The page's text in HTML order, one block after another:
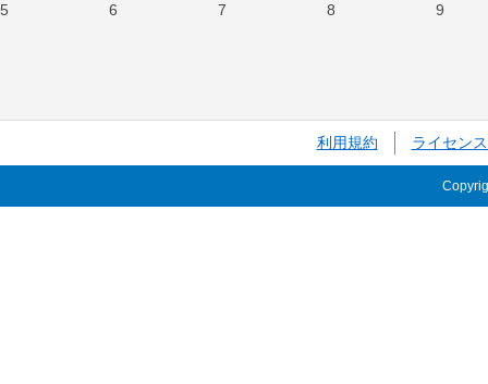
5
6 7 8 9
利用規約 ライセン